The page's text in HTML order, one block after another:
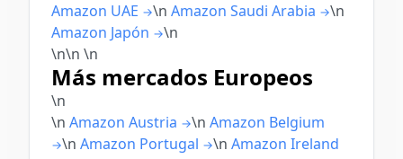
Amazon UAE →\n Amazon Saudi Arabia →\n
Amazon Japón →\n
\n\n \n
Más mercados Europeos
\n
\n Amazon Austria →\n Amazon Belgium
→\n Amazon Portugal →\n Amazon Ireland